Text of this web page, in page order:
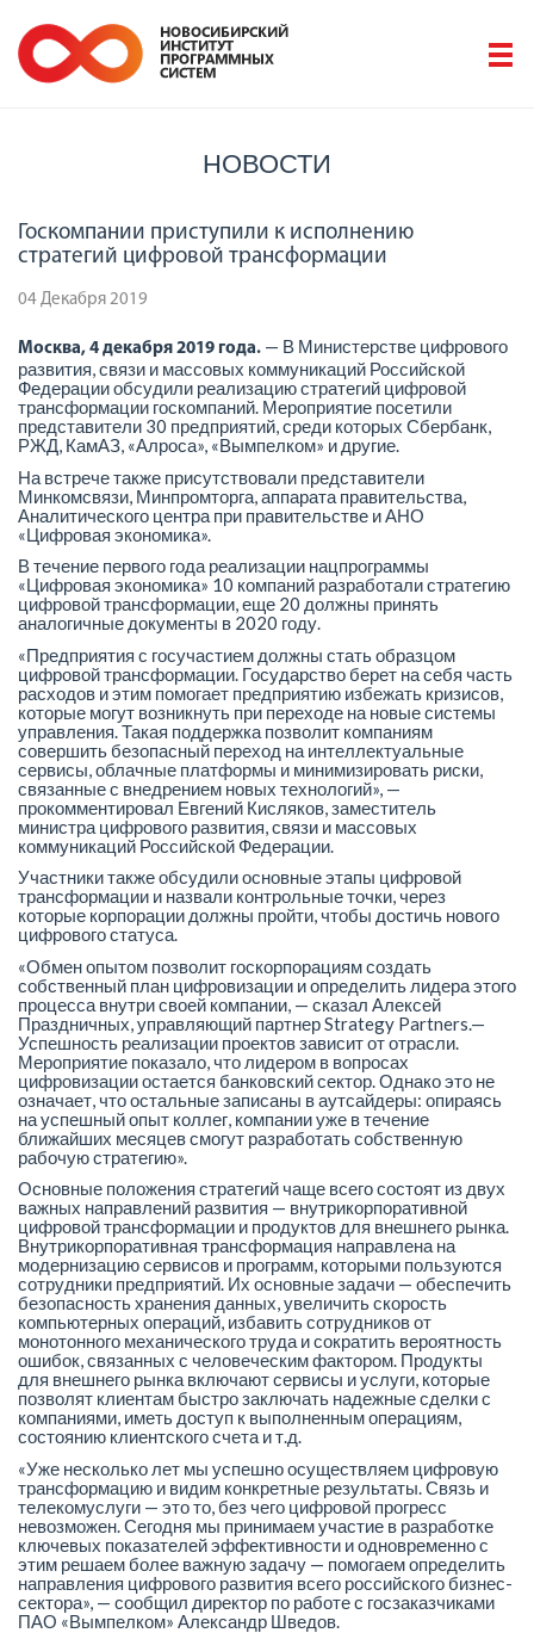
НОВОСТИ
Госкомпании приступили к исполнению
стратегий цифровой трансформации
04 Декабря 2019
Москва, 4 декабря 2019 года. — В Министерстве цифрового
развития, связи и массовых коммуникаций Российской
Федерации обсудили реализацию стратегий цифровой
трансформации госкомпаний. Мероприятие посетили
представители 30 предприятий, среди которых Сбербанк,
РЖД, КамАЗ, «Алроса», «Вымпелком» и другие.
На встрече также присутствовали представители
Минкомсвязи, Минпромторга, аппарата правительства,
Аналитического центра при правительстве и АНО
«Цифровая экономика».
В течение первого года реализации нацпрограммы
«Цифровая экономика» 10 компаний разработали стратегию
цифровой трансформации, еще 20 должны принять
аналогичные документы в 2020 году.
«Предприятия с госучастием должны стать образцом
цифровой трансформации. Государство берет на себя часть
расходов и этим помогает предприятию избежать кризисов,
которые могут возникнуть при переходе на новые системы
управления. Такая поддержка позволит компаниям
совершить безопасный переход на интеллектуальные
сервисы, облачные платформы и минимизировать риски,
связанные с внедрением новых технологий», —
прокомментировал Евгений Кисляков, заместитель
министра цифрового развития, связи и массовых
коммуникаций Российской Федерации.
Участники также обсудили основные этапы цифровой
трансформации и назвали контрольные точки, через
которые корпорации должны пройти, чтобы достичь нового
цифрового статуса.
«Обмен опытом позволит госкорпорациям создать
собственный план цифровизации и определить лидера этого
процесса внутри своей компании, — сказал Алексей
Праздничных, управляющий партнер Strategy Partners.—
Успешность реализации проектов зависит от отрасли.
Мероприятие показало, что лидером в вопросах
цифровизации остается банковский сектор. Однако это не
означает, что остальные записаны в аутсайдеры: опираясь
на успешный опыт коллег, компании уже в течение
ближайших месяцев смогут разработать собственную
рабочую стратегию».
Основные положения стратегий чаще всего состоят из двух
важных направлений развития — внутрикорпоративной
цифровой трансформации и продуктов для внешнего рынка.
Внутрикорпоративная трансформация направлена на
модернизацию сервисов и программ, которыми пользуются
сотрудники предприятий. Их основные задачи — обеспечить
безопасность хранения данных, увеличить скорость
компьютерных операций, избавить сотрудников от
монотонного механического труда и сократить вероятность
ошибок, связанных с человеческим фактором. Продукты
для внешнего рынка включают сервисы и услуги, которые
позволят клиентам быстро заключать надежные сделки с
компаниями, иметь доступ к выполненным операциям,
состоянию клиентского счета и т.д.
«Уже несколько лет мы успешно осуществляем цифровую
трансформацию и видим конкретные результаты. Связь и
телекомуслуги — это то, без чего цифровой прогресс
невозможен. Сегодня мы принимаем участие в разработке
ключевых показателей эффективности и одновременно с
этим решаем более важную задачу — помогаем определить
направления цифрового развития всего российского бизнес-
сектора», — сообщил директор по работе с госзаказчиками
ПАО «Вымпелком» Александр Шведов.